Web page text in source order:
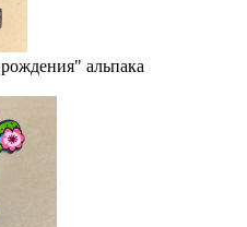
альпака